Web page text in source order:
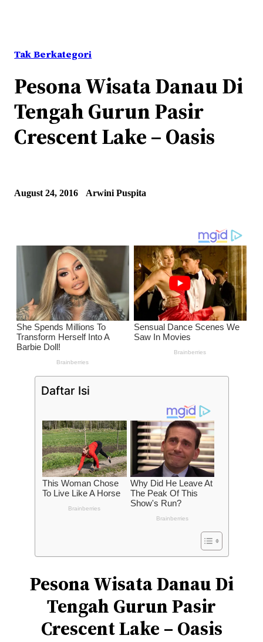
Tak Berkategori
Pesona Wisata Danau Di
Tengah Gurun Pasir
Crescent Lake – Oasis
August 24, 2016 Arwini Puspita
Daftar Isi
Pesona Wisata Danau Di
Tengah Gurun Pasir
Crescent Lake – Oasis